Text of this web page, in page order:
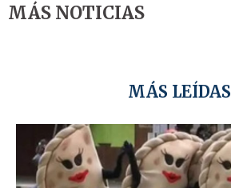
MÁS NOTICIAS
MÁS LEÍDAS